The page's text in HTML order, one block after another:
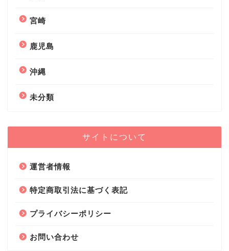
宮崎
鹿児島
沖縄
未分類
サイトについて
運営者情報
特定商取引法に基づく表記
プライバシーポリシー
お問い合わせ